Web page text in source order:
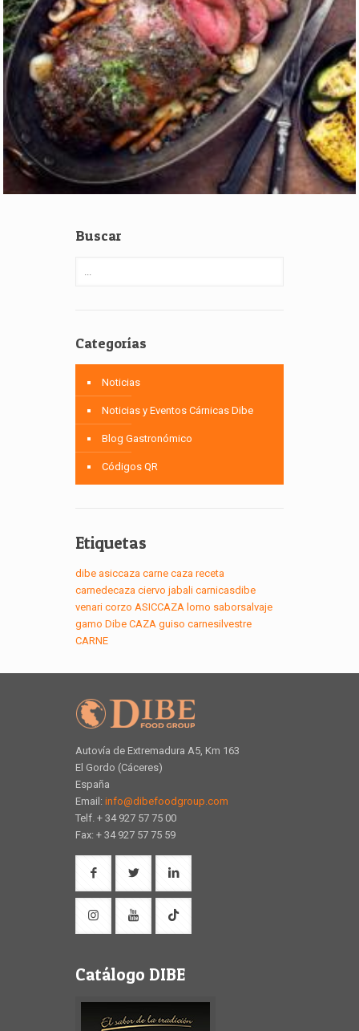
Buscar
Categorías
Noticias
Noticias y Eventos Cárnicas Dibe
Blog Gastronómico
Códigos QR
Etiquetas
dibe asiccaza carne caza receta
carnedecaza ciervo jabali carnicasdibe
venari corzo ASICCAZA lomo saborsalvaje
gamo Dibe CAZA guiso carnesilvestre
CARNE
Autovía de Extremadura A5, Km 163
El Gordo (Cáceres)
España
Email: info@dibefoodgroup.com
Telf. + 34 927 57 75 00
Fax: + 34 927 57 75 59
Catálogo DIBE